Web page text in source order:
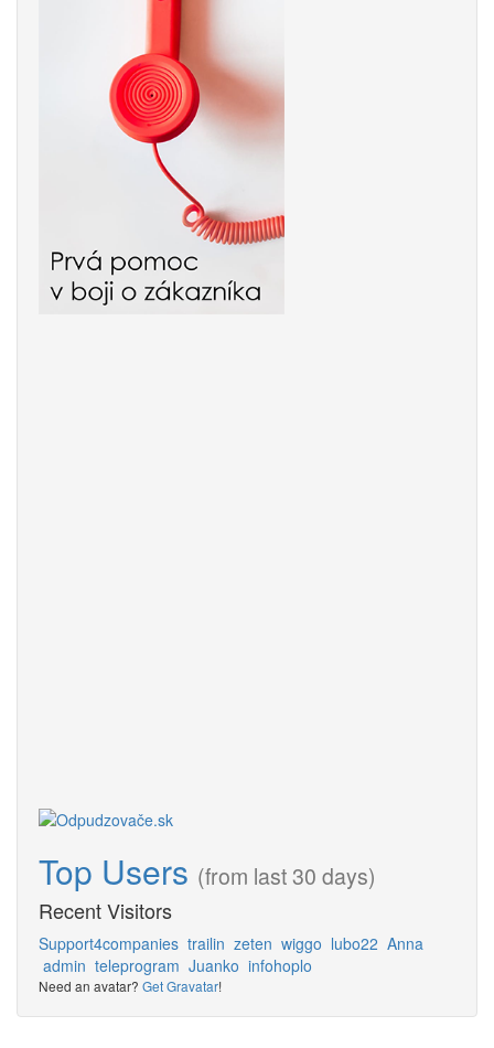
Top Users (from last 30 days)
Recent Visitors
Support4companies trailin zeten wiggo lubo22 Anna
admin teleprogram Juanko infohoplo
Need an avatar? Get Gravatar!